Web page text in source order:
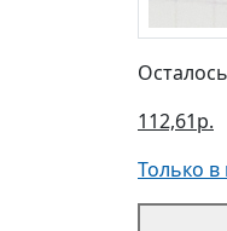
112,61р.
Только в